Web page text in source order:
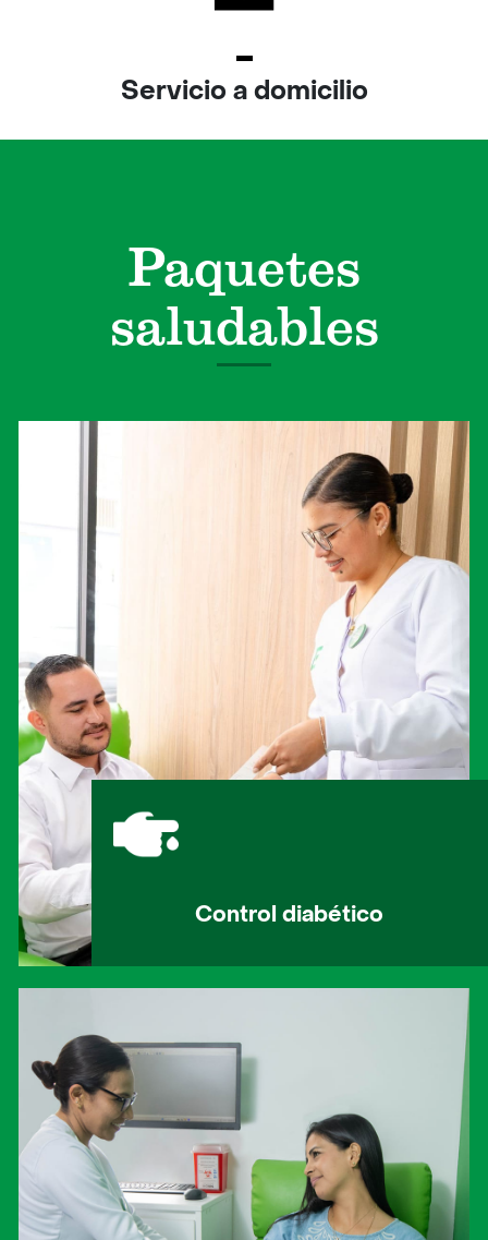
Servicio a domicilio
Paquetes
saludables
Control diabético
para evaluar el manejo de la diabetes.
Contactar un asesor